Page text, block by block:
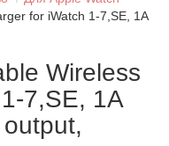
for iWatch 1-7,SE, 1A
Wireless
7,SE, 1A